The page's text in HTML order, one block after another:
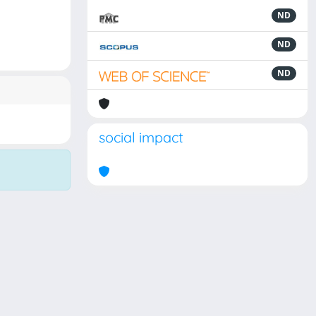
ND
ND
ND
social impact